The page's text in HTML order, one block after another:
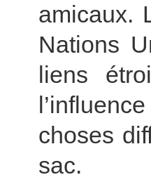
amicaux.
Nations
liens
choses
sac.